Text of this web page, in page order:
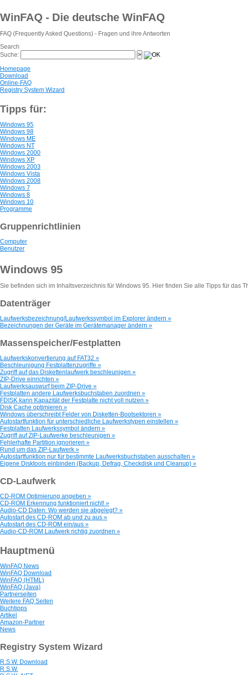
WinFAQ - Die deutsche WinFAQ
FAQ (Frequently Asked Questions) - Fragen und ihre Antworten
Search
Suche:
Homepage
Download
Online-FAQ
Registry System Wizard
Tipps für:
Windows 95
Windows 98
Windows ME
Windows NT
Windows 2000
Windows XP
Windows 2003
Windows Vista
Windows 2008
Windows 7
Windows 8
Windows 10
Programme
Gruppenrichtlinien
Computer
Benutzer
Windows 95
Sie befinden sich im Inhaltsverzeichnis für Windows 95. Hier finden Sie alle Tipps für das
Datenträger
Laufwerksbezeichnung/Laufwerkssymbol im Explorer ändern »
Bezeichnungen der Geräte im Gerätemanager ändern »
Massenspeicher/Festplatten
Laufwerkskonvertierung auf FAT32 »
Beschleunigung Festplattenzugriffe »
Zugriff auf das Diskettenlaufwerk beschleunigen »
ZIP-Drive einrichten »
Laufwerksauswurf beim ZIP-Drive »
Festplatten andere Laufwerksbuchstaben zuordnen »
FDISK kann Kapazität der Festplatte nicht voll nutzen »
Disk Cache optimieren »
Windows überschreibt Felder von Disketten-Bootsektoren »
Autostartfunktion für unterschiedliche Laufwerkstypen einstellen »
Festplatten Laufwerkssymbol ändern »
Zugriff auf ZIP-Laufwerke beschleunigen »
Fehlerhafte Partition ignorieren »
Rund um das ZIP-Laufwerk »
Autostartfunktion nur für bestimmte Laufwerksbuchstaben ausschalten »
Eigene Disktools einbinden (Backup, Defrag, Checkdisk und Cleanup) »
CD-Laufwerk
CD-ROM Optimierung angeben »
CD-ROM Erkennung funktioniert nicht! »
Audio-CD Daten: Wo werden sie abgelegt? »
Autostart des CD-ROM ab und zu aus »
Autostart des CD-ROM ein/aus »
Audio-CD-ROM Laufwerk richtig zuordnen »
Hauptmenü
WinFAQ News
WinFAQ Download
WinFAQ (HTML)
WinFAQ (Java)
Partnerseiten
Weitere FAQ Seiten
Buchtipps
Artikel
Amazon-Partner
News
Registry System Wizard
R.S.W. Download
R.S.W.